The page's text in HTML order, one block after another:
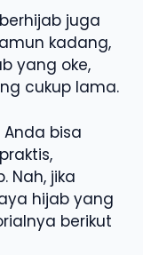
juga
kadang,
yang oke,
cukup lama.
bisa
Nah, jika
hijab yang
berikut